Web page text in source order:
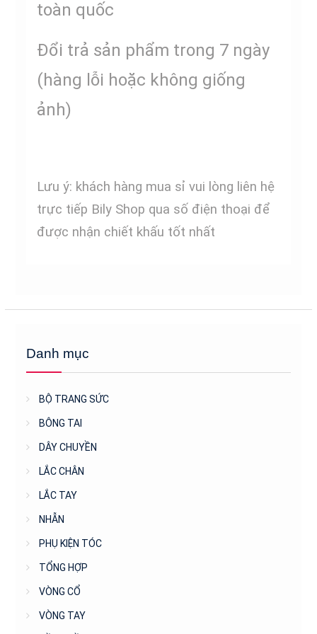
toàn quốc
Đổi trả sản phẩm trong 7 ngày
(hàng lỗi hoặc không giống
ảnh)
Lưu ý: khách hàng mua sỉ vui lòng liên hệ
trực tiếp Bily Shop qua số điện thoại để
được nhận chiết khấu tốt nhất
Danh mục
BỘ TRANG SỨC
BÔNG TAI
DÂY CHUYỀN
LẮC CHÂN
LẮC TAY
NHẪN
PHỤ KIỆN TÓC
TỔNG HỢP
VÒNG CỔ
VÒNG TAY